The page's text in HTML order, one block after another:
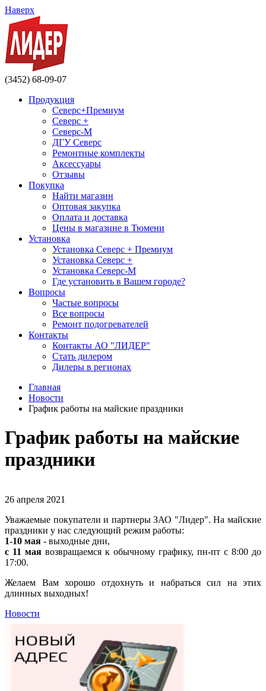
Наверх
(3452) 68-09-07
Продукция
Северс+Премиум
Северс +
Северс-М
ДГУ Северс
Ремонтные комплекты
Аксессуары
Отзывы
Покупка
Найти магазин
Оптовая закупка
Оплата и доставка
Цены в магазине в Тюмени
Установка
Установка Северс + Премиум
Установка Северс +
Установка Северс-М
Где установить в Вашем городе?
Вопросы
Частые вопросы
Все вопросы
Ремонт подогревателей
Контакты
Контакты АО "ЛИДЕР"
Стать дилером
Дилеры в регионах
Главная
Новости
График работы на майские праздники
График работы на майские
праздники
26 апреля 2021
Уважаемые покупатели и партнеры ЗАО "Лидер". На майские
праздники у нас следующий режим работы:
1-10 мая - выходные дни,
с 11 мая возвращаемся к обычному графику, пн-пт с 8:00 до
17:00.
Желаем Вам хорошо отдохнуть и набраться сил на этих
длинных выходных!
Новости